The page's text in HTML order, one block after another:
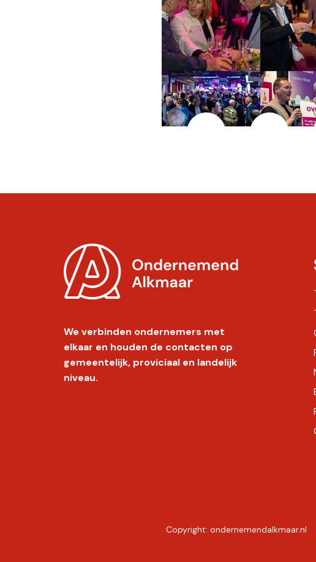
We verbinden ondernemers met
elkaar en houden de contacten op
gemeentelijk, proviciaal en landelijk
niveau.
Copyright: ondernemendalkmaar.nl